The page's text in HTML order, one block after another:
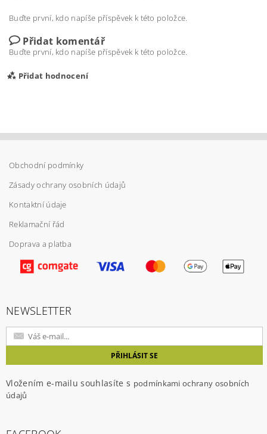
Buďte první, kdo napíše příspěvek k této položce.
Přidat komentář
Buďte první, kdo napíše příspěvek k této položce.
Přidat hodnocení
Vložením hodnocení souhlasíte spodmínkami
ochrany osobních údajů
Obchodní podmínky
Zásady ochrany osobních údajů
Kontaktní údaje
Reklamační řád
Doprava a platba
NEWSLETTER
Vložením e-mailu souhlasíte s podmínkami ochrany osobních
údajů